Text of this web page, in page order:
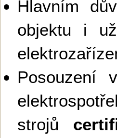
Hlavním
objektu i
Posouzení
strojů